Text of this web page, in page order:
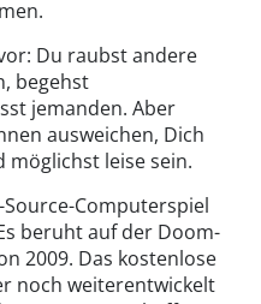
Du raubst andere
begehst
jemanden. Aber
ausweichen, Dich
möglichst leise sein.
Computerspiel
beruht auf der Doom-
2009. Das kostenlose
noch weiterentwickelt